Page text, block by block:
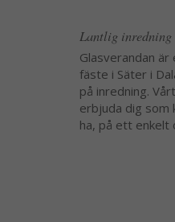
Lantlig inredning
Glasverandan
fäste i Säter i
på inredning.
erbjuda dig som
ha, på ett enkelt